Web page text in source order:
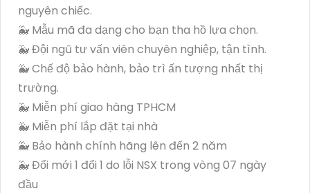
nguyên chiếc.
🐳 Mẫu mã đa dạng cho bạn tha hồ lựa chọn.
🐳 Đội ngũ tư vấn viên chuyên nghiệp, tận tình.
🐳 Chế độ bảo hành, bảo trì ấn tượng nhất thị
trường.
🐳 Miễn phí giao hàng TPHCM
🐳 Miễn phí lắp đặt tại nhà
🐳 Bảo hành chính hãng lên đến 2 năm
🐳 Đổi mới 1 đổi 1 do lỗi NSX trong vòng 07 ngày
đầu